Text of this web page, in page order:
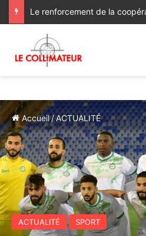
Accueil/ACTUALITÉ
ACTUALITÉ SPORT